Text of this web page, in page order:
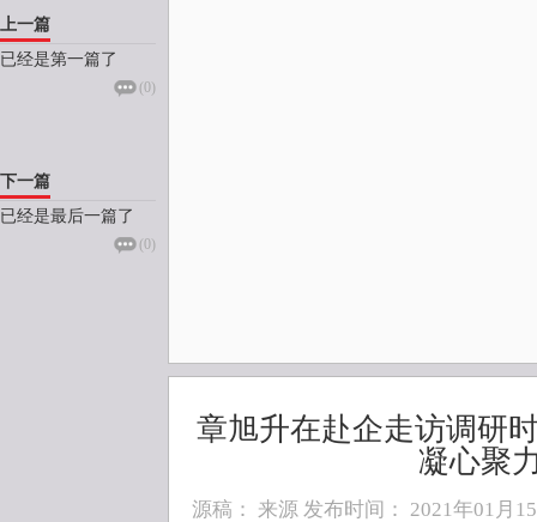
上一篇
已经是第一篇了
(0)
下一篇
已经是最后一篇了
(0)
章旭升在赴企走访调研
凝心聚
源稿： 来源 发布时间： 2021年01月